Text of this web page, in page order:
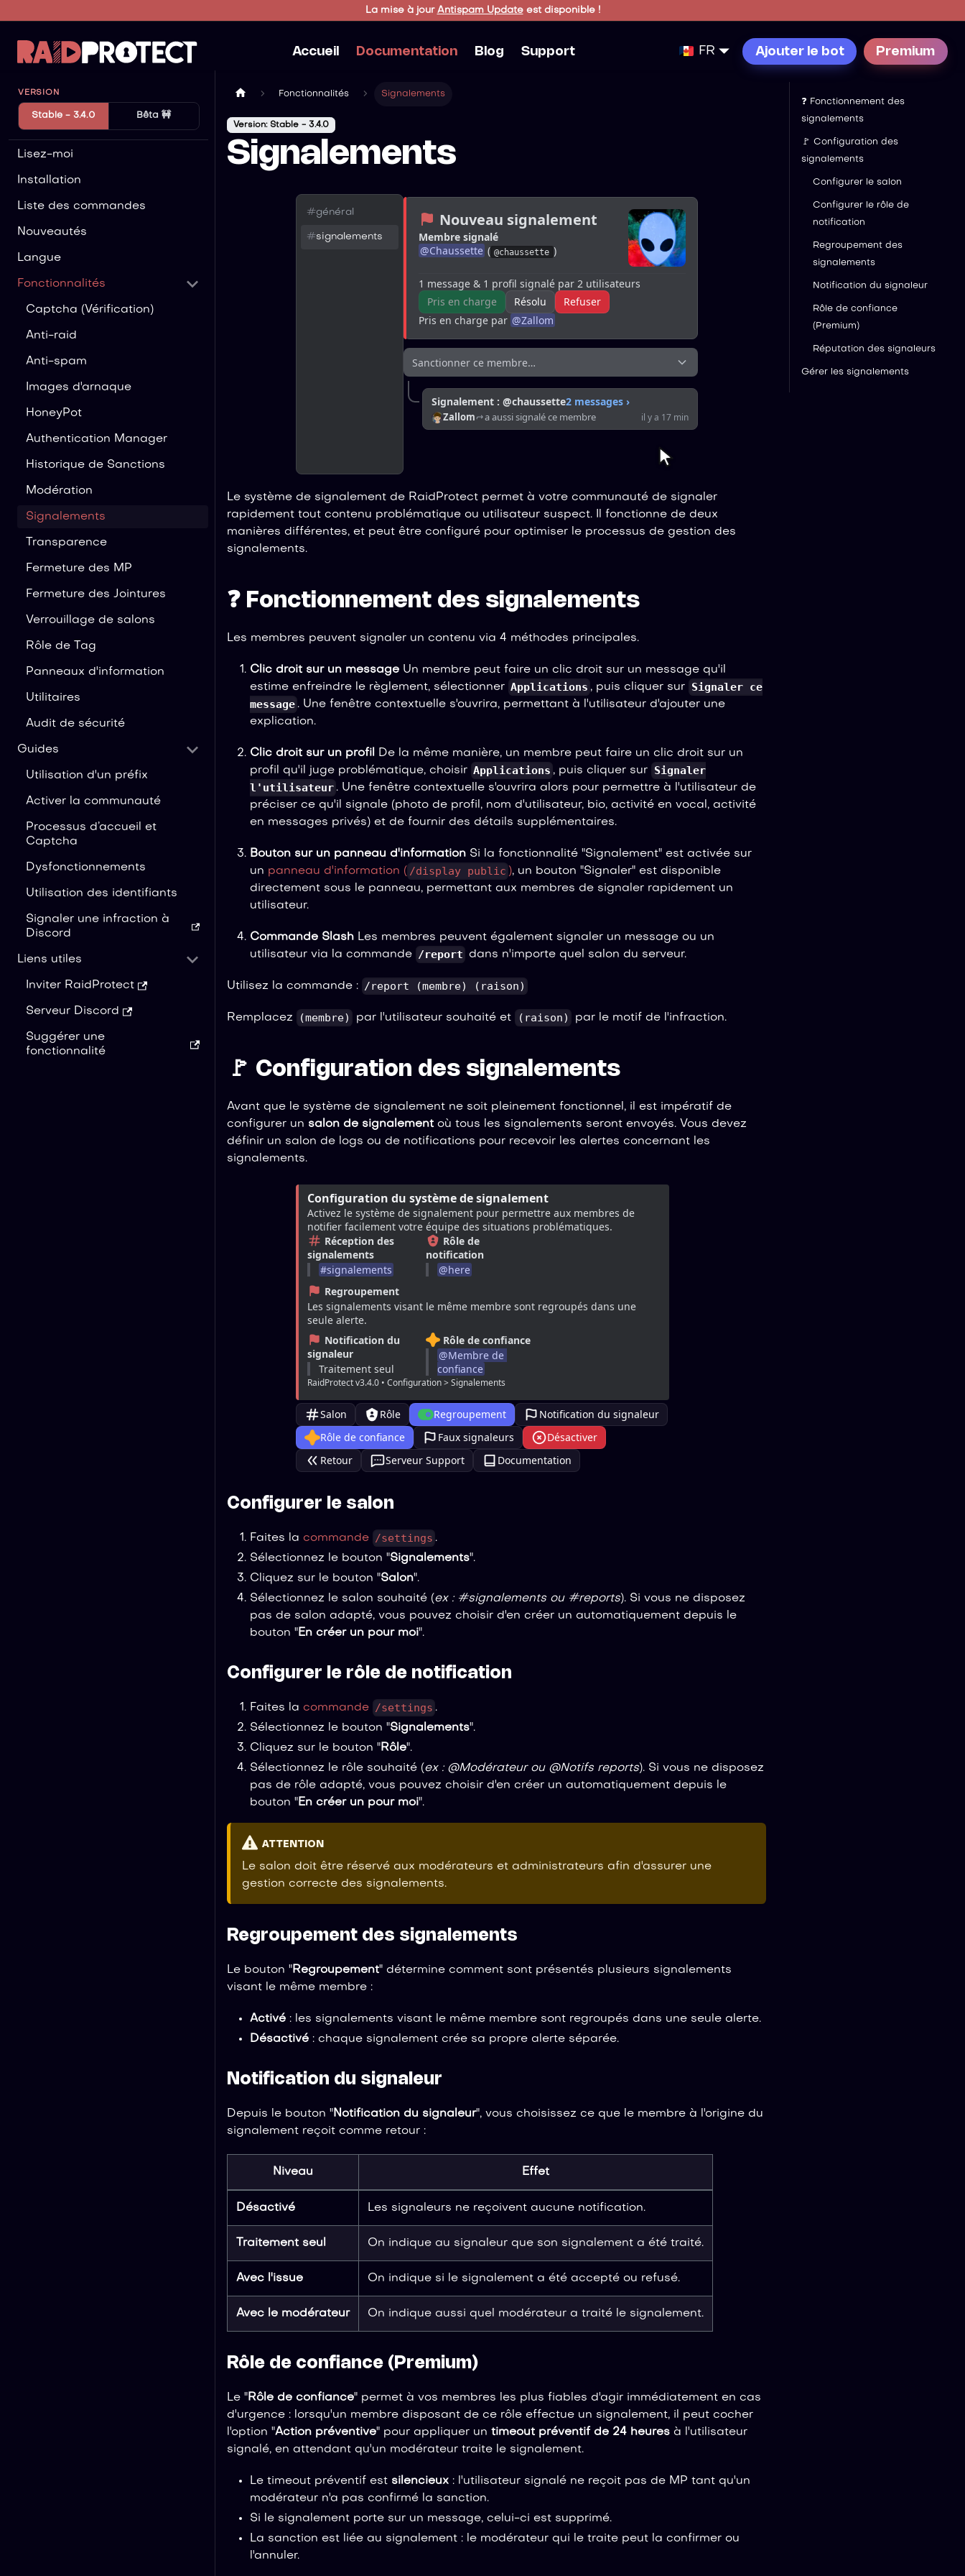
La mise à jour Antispam Updateest disponible !
Accueil Documentation Blog Support FR Ajouter le bot Premium
VERSION
Stable - 3.4.0 Bêta 🚧
Lisez-moi
Installation
Liste des commandes
Nouveautés
Langue
Fonctionnalités
Captcha (Vérification)
Anti-raid
Anti-spam
Images d'arnaque
HoneyPot
Authentication Manager
Historique de Sanctions
Modération
Signalements
Transparence
Fermeture des MP
Fermeture des Jointures
Verrouillage de salons
Rôle de Tag
Panneaux d'information
Utilitaires
Audit de sécurité
Guides
Utilisation d'un préfix
Activer la communauté
Processus d’accueil et
Captcha
Dysfonctionnements
Utilisation des identifiants
Signaler une infraction à
Discord
Liens utiles
Inviter RaidProtect
Serveur Discord
Suggérer une
fonctionnalité
Fonctionnalités Signalements
Version: Stable - 3.4.0
Signalements
#général
#signalements
Nouveau signalement
Membre signalé
@Chaussette ( @chaussette )
1 message & 1 profil signalé par 2 utilisateurs
Pris en charge
Résolu
Refuser
Pris en charge par @Zallom
Sanctionner ce membre…
Signalement : @chaussette2 messages›
Zallom a aussi signalé ce membre il y a 17 min
Le système de signalement de RaidProtect permet à votre communauté de signaler
rapidement tout contenu problématique ou utilisateur suspect. Il fonctionne de deux
manières différentes, et peut être configuré pour optimiser le processus de gestion des
signalements.
❓ Fonctionnement des signalements
Les membres peuvent signaler un contenu via 4 méthodes principales.
Clic droit sur un message Un membre peut faire un clic droit sur un message qu'il
estime enfreindre le règlement, sélectionner Applications , puis cliquer sur
Signaler ce
message . Une fenêtre contextuelle s'ouvrira, permettant à l'utilisateur d'ajouter une
explication.
Clic droit sur un profil De la même manière, un membre peut faire un clic droit sur un
profil qu'il juge problématique, choisir Applications , puis cliquer sur
Signaler
l'utilisateur . Une fenêtre contextuelle s'ouvrira alors pour permettre à l'utilisateur de
préciser ce qu'il signale (photo de profil, nom d'utilisateur, bio, activité en vocal, activité
en messages privés) et de fournir des détails supplémentaires.
Bouton sur un panneau d'information Si la fonctionnalité "Signalement" est activée sur
un panneau d'information ( /display public ), un bouton "Signaler" est disponible
directement sous le panneau, permettant aux membres de signaler rapidement un
utilisateur.
Commande Slash Les membres peuvent également signaler un message ou un
utilisateur via la commande /report dans n'importe quel salon du serveur.
Utilisez la commande : /report (membre) (raison)
Remplacez (membre) par l'utilisateur souhaité et (raison) par le motif de l'infraction.
🚩 Configuration des signalements
Avant que le système de signalement ne soit pleinement fonctionnel, il est impératif de
configurer un salon de signalement où tous les signalements seront envoyés. Vous devez
définir un salon de logs ou de notifications pour recevoir les alertes concernant les
signalements.
Configuration du système de signalement
Activez le système de signalement pour permettre aux membres de
notifier facilement votre équipe des situations problématiques.
Réception des
signalements
#signalements
Rôle de
notification
@here
Regroupement
Les signalements visant le même membre sont regroupés dans une
seule alerte.
Notification du
signaleur
Traitement seul
Rôle de confiance
@Membre de
confiance
RaidProtect v3.4.0 • Configuration > Signalements
Salon Rôle Regroupement
Notification du signaleur
Rôle de confiance
Faux signaleurs
Désactiver
Retour
Serveur Support Documentation
Configurer le salon
Faites la commande /settings .
Sélectionnez le bouton "Signalements".
Cliquez sur le bouton "Salon".
Sélectionnez le salon souhaité (ex : #signalements ou #reports). Si vous ne disposez
pas de salon adapté, vous pouvez choisir d'en créer un automatiquement depuis le
bouton "En créer un pour moi".
Configurer le rôle de notification
Faites la commande /settings .
Sélectionnez le bouton "Signalements".
Cliquez sur le bouton "Rôle".
Sélectionnez le rôle souhaité (ex : @Modérateur ou @Notifs reports). Si vous ne disposez
pas de rôle adapté, vous pouvez choisir d'en créer un automatiquement depuis le
bouton "En créer un pour moi".
ATTENTION
Le salon doit être réservé aux modérateurs et administrateurs afin d'assurer une
gestion correcte des signalements.
Regroupement des signalements
Le bouton "Regroupement" détermine comment sont présentés plusieurs signalements
visant le même membre :
Activé : les signalements visant le même membre sont regroupés dans une seule alerte.
Désactivé : chaque signalement crée sa propre alerte séparée.
Notification du signaleur
Depuis le bouton "Notification du signaleur", vous choisissez ce que le membre à l'origine du
signalement reçoit comme retour :
Niveau Effet
Désactivé Les signaleurs ne reçoivent aucune notification.
Traitement seul On indique au signaleur que son signalement a été traité.
Avec l'issue On indique si le signalement a été accepté ou refusé.
Avec le modérateur On indique aussi quel modérateur a traité le signalement.
Rôle de confiance (Premium)
Le "Rôle de confiance" permet à vos membres les plus fiables d'agir immédiatement en cas
d'urgence : lorsqu'un membre disposant de ce rôle effectue un signalement, il peut cocher
l'option "Action préventive" pour appliquer un timeout préventif de 24 heures à l'utilisateur
signalé, en attendant qu'un modérateur traite le signalement.
Le timeout préventif est silencieux : l'utilisateur signalé ne reçoit pas de MP tant qu'un
modérateur n'a pas confirmé la sanction.
Si le signalement porte sur un message, celui-ci est supprimé.
La sanction est liée au signalement : le modérateur qui le traite peut la confirmer ou
l'annuler.
❓ Fonctionnement des
signalements
🚩 Configuration des
signalements
Configurer le salon
Configurer le rôle de
notification
Regroupement des
signalements
Notification du signaleur
Rôle de confiance
(Premium)
Réputation des signaleurs
Gérer les signalements